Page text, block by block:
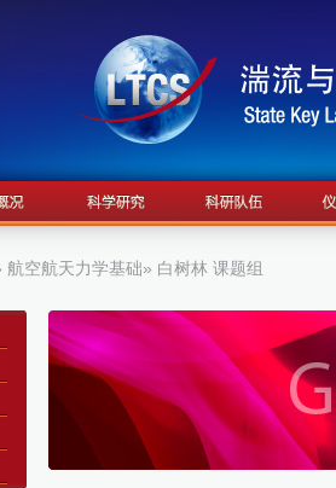
航空航天力学基础» 白树林 课题组